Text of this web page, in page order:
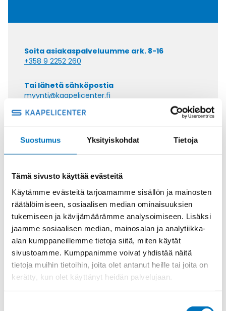
Suostumus Yksityiskohdat Tietoja
Tämä sivusto käyttää evästeitä
Käytämme evästeitä tarjoamamme sisällön ja mainosten
räätälöimiseen, sosiaalisen median ominaisuuksien
tukemiseen ja kävijämäärämme analysoimiseen. Lisäksi
jaamme sosiaalisen median, mainosalan ja analytiikka-
alan kumppaneillemme tietoja siitä, miten käytät
sivustoamme. Kumppanimme voivat yhdistää näitä
tietoja muihin tietoihin, joita olet antanut heille tai joita on
kerätty, kun olet käyttänyt heidän palvelujaan.
Soita asiakaspalveluumme ark. 8-16
+358 9 2252 260
Tai lähetä sähköpostia
myynti@kaapelicenter.fi
Saman kaapelin eri versiot
Ohjauskaapeli ÖPVC-JZ 4G16
Ohjauskaapeli ÖPVC-JZ 5G16